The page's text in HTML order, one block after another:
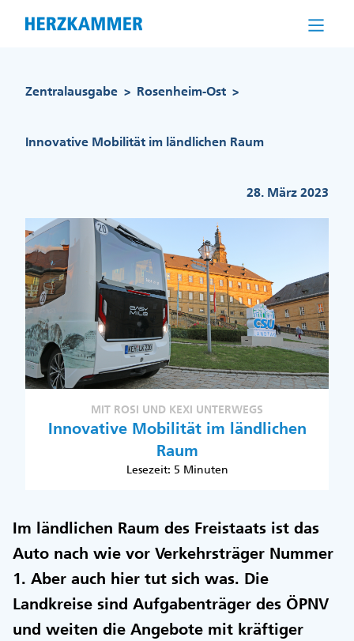
Zentralausgabe > Rosenheim-Ost >
Innovative Mobilität im ländlichen Raum
28. März 2023
MIT ROSI UND KEXI UNTERWEGS
Innovative Mobilität im ländlichen
Raum
Lesezeit: 5 Minuten
Im ländlichen Raum des Freistaats ist das
Auto nach wie vor Verkehrsträger Nummer
1. Aber auch hier tut sich was. Die
Landkreise sind Aufgabenträger des ÖPNV
und weiten die Angebote mit kräftiger